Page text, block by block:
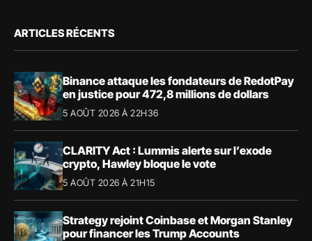
ARTICLES RÉCENTS
Binance attaque les fondateurs de RedotPay
en justice pour 472,8 millions de dollars
5 AOÛT 2026 À 22H36
CLARITY Act : Lummis alerte sur l’exode
crypto, Hawley bloque le vote
5 AOÛT 2026 À 21H15
Strategy rejoint Coinbase et Morgan Stanley
pour financer les Trump Accounts